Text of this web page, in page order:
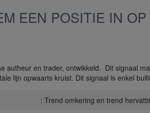
EEN POSITIE IN
autheur en trader, ontwikkeld. Dit signaal
lijn opwaarts kruist. Dit signaal is enkel
: Trend omkering en trend